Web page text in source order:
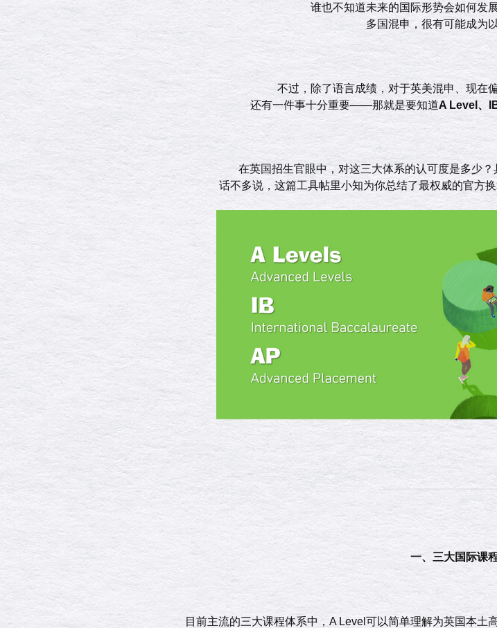
谁也不知道未来的国际形势会如何发
多国混申，很有可能成为
不过，除了语言成绩，对于英美混申、现在
还有一件事十分重要——那就是要知道A Level、
在英国招生官眼中，对这三大体系的认可度是多少
话不多说，这篇工具帖里小知为你总结了最权威的官方
一、三大国际课
目前主流的三大课程体系中，A Level可以简单理解为英国本土